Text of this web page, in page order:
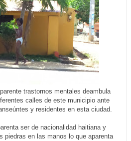
trastornos mentales deambula
calles deeste municipio ante
y residentes en esta ciudad.
ser de nacionalidad haitiana y
piedras en las manos lo que aparenta